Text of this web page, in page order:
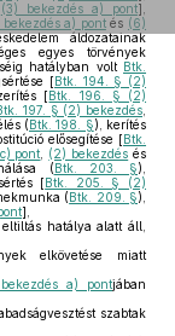
(3) bekezdés a) pont],
a) pontés (6)
áldozatainak
egyes törvények
hatályban volt Btk.
[Btk. 194. § (2)
[Btk. 196. § (2)
197. § (2) bekezdés
(Btk. 198. §), kerítés
elősegítése [Btk.
pont (2) bekezdés és
(Btk. 203. §),
[Btk. 205. § (2)
(Btk. 209. §),
],
hatálya alatt áll,
elkövetése miatt
a) pontjában
szabtak